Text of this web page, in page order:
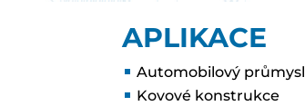
APLIKACE
Automobilový průmysl
Kovové konstrukce